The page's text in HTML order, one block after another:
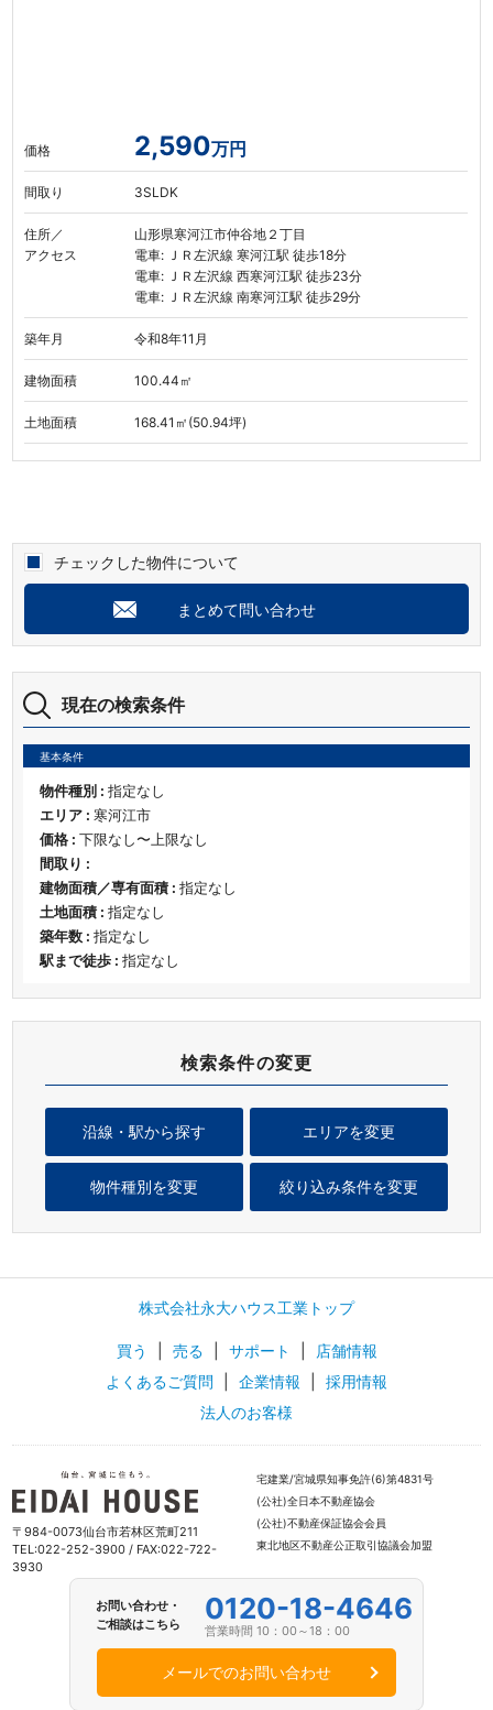
検索条件の変更
エリアを変更
沿線・駅から探す
物件種別を変更 絞り込み条件を変更
現在の検索条件
基本条件
物件種別 : 指定なし
エリア : 寒河江市
価格 : 下限なし〜上限なし
間取り :
建物面積／専有面積 : 指定なし
土地面積 : 指定なし
築年数 : 指定なし
駅まで徒歩 : 指定なし
価格 2,590万円
間取り 3SLDK
住所／
アクセス
山形県寒河江市仲谷地２丁目
電車: ＪＲ左沢線 寒河江駅 徒歩18分
電車: ＪＲ左沢線 西寒河江駅 徒歩23分
電車: ＪＲ左沢線 南寒河江駅 徒歩29分
築年月 令和8年11月
建物面積 100.44㎡
土地面積 168.41㎡(50.94坪)
チェックした物件について
まとめて問い合わせ
株式会社永大ハウス工業トップ
買う 売る サポート
店舗情報
よくあるご質問
企業情報
採用情報
法人のお客様
〒984-0073仙台市若林区荒町211
TEL:022-252-3900 / FAX:022-722-
3930
宅建業/宮城県知事免許(6)第4831号
(公社)全日本不動産協会
(公社)不動産保証協会会員
東北地区不動産公正取引協議会加盟
お問い合わせ・
ご相談はこちら
0120-18-4646
営業時間 10：00～18：00
メールでのお問い合わせ